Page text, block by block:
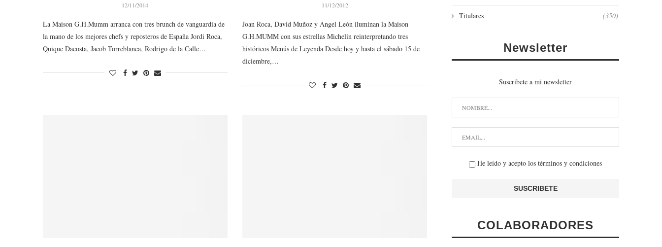
12/11/2014
La Maison G.H.Mumm arranca con tres brunch de vanguardia de
la mano de los mejores chefs y reposteros de España Jordi Roca,
Quique Dacosta, Jacob Torreblanca, Rodrigo de la Calle…
11/12/2012
Joan Roca, David Muñoz y Ángel León iluminan la Maison
G.H.MUMM con sus estrellas Michelín reinterpretando tres
históricos Menús de Leyenda Desde hoy y hasta el sábado 15 de
diciembre,…
Titulares (350)
Newsletter
Suscribete a mi newsletter
He leído y acepto los términos y condiciones
COLABORADORES